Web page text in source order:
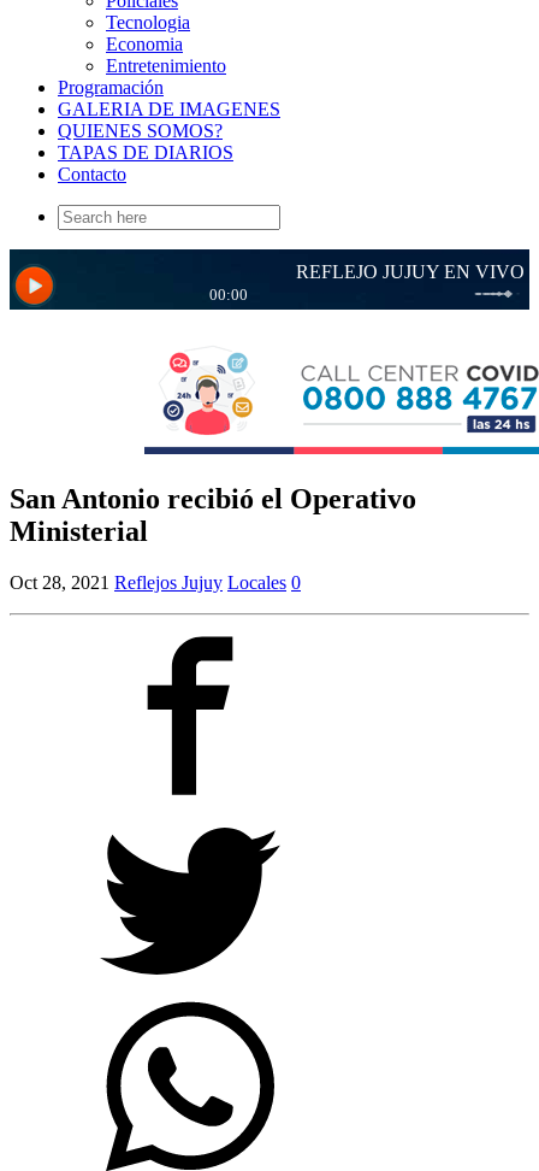
Tecnologia
Economia
Entretenimiento
Programación
GALERIA DE IMAGENES
QUIENES SOMOS?
TAPAS DE DIARIOS
Contacto
Search
for:
San Antonio recibió el Operativo
Ministerial
Oct 28, 2021 Reflejos Jujuy Locales 0